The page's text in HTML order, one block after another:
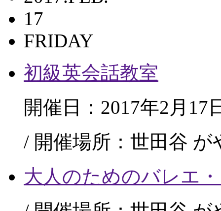
17
FRIDAY
初級英会話教室
開催日：2017年2月17
/ 開催場所：世田谷
大人のためのバレエ